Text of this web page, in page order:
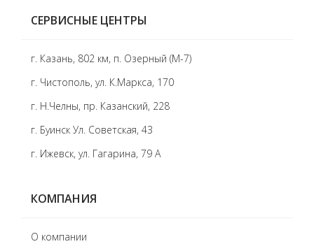
СЕРВИСНЫЕ ЦЕНТРЫ
г. Казань, 802 км, п. Озерный (М-7)
г. Чистополь, ул. К.Маркса, 170
г. Н.Челны, пр. Казанский, 228
г. Буинск Ул. Советская, 43
г. Ижевск, ул. Гагарина, 79 А
КОМПАНИЯ
О компании